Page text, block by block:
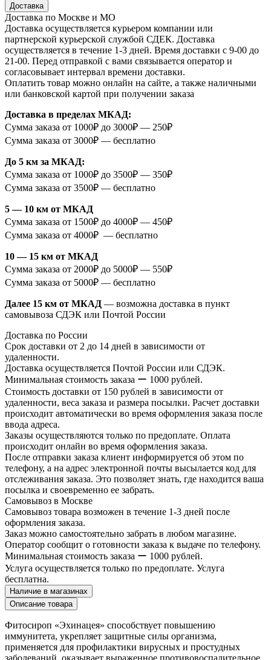
Доставка
Доставка по Москве и МО
Доставка осуществляется курьером компании или
партнерской курьерской службой СДЕК. Доставка
осуществляется в течение 1-3 дней. Время доставки с 9-00 до
21-00. Перед отправкой с вами связывается оператор и
согласовывает интервал времени доставки.
Оплатить товар можно онлайн на сайте, а также наличными
или банковской картой при получении заказа
Доставка в пределах МКАД:
Сумма заказа от 1000₽ до 3000₽ — 250₽
Сумма заказа от 3000₽ — бесплатно
До 5 км за МКАД:
Сумма заказа от 1000₽ до 3500₽ — 350₽
Сумма заказа от 3500₽ — бесплатно
5 — 10 км от МКАД
Сумма заказа от 1500₽ до 4000₽ — 450₽
Сумма заказа от 4000₽ — бесплатно
10 — 15 км от МКАД
Сумма заказа от 2000₽ до 5000₽ — 550₽
Сумма заказа от 5000₽ — бесплатно
Далее 15 км от МКАД — возможна доставка в пункт
самовывоза СДЭК или Почтой России
Доставка по России
Срок доставки от 2 до 14 дней в зависимости от
удаленности.
Доставка осуществляется Почтой России или СДЭК.
Минимальная стоимость заказа ー 1000 рублей.
Стоимость доставки от 150 рублей в зависимости от
удаленности, веса заказа и размера посылки. Расчет доставки
происходит автоматически во время оформления заказа после
ввода адреса.
Заказы осуществляются только по предоплате. Оплата
происходит онлайн во время оформления заказа.
После отправки заказа клиент информируется об этом по
телефону, а на адрес электронной почты высылается код для
отслеживания заказа. Это позволяет знать, где находится ваша
посылка и своевременно ее забрать.
Самовывоз в Москве
Самовывоз товара возможен в течение 1-3 дней после
оформления заказа.
Заказ можно самостоятельно забрать в любом магазине.
Оператор сообщит о готовности заказа к выдаче по телефону.
Минимальная стоимость заказа ー 1000 рублей.
Услуга осуществляется только по предоплате. Услуга
бесплатна.
Наличие в магазинах
Описание товара
Фитосироп «Эхинацея» способствует повышению
иммунитета, укрепляет защитные силы организма,
применяется для профилактики вирусных и простудных
заболеваний, оказывает выраженное противовоспалительное,